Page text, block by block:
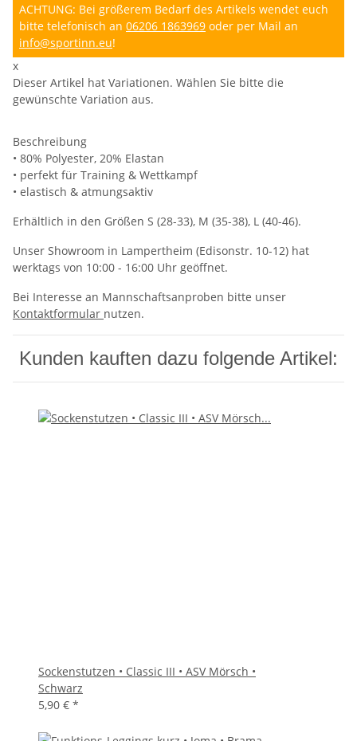
ACHTUNG: Bei größerem Bedarf des Artikels wendet euch
bitte telefonisch an 06206 1863969 oder per Mail an
info@sportinn.eu!
x
Dieser Artikel hat Variationen. Wählen Sie bitte die
gewünschte Variation aus.
Beschreibung
• 80% Polyester, 20% Elastan
• perfekt für Training & Wettkampf
• elastisch & atmungsaktiv
Erhältlich in den Größen S (28-33), M (35-38), L (40-46).
Unser Showroom in Lampertheim (Edisonstr. 10-12) hat
werktags von 10:00 - 16:00 Uhr geöffnet.
Bei Interesse an Mannschaftsanproben bitte unser
Kontaktformular nutzen.
Kunden kauften dazu folgende Artikel:
Sockenstutzen • Classic III • ASV Mörsch •
Schwarz
5,90 € *